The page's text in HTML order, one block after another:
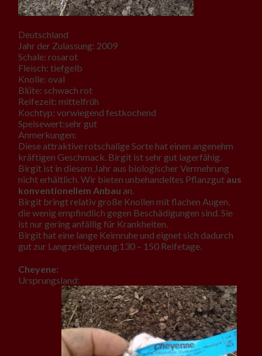
Deutschland
Jahr der Zulassung: 2009
Schale: rosarot
Fleisch: tiefgelb
Knolle: oval
Blüte: schwach rot
Reifezeit: mittelfrüh
Kochtyp: vorwiegend festkochend
Speisewert:sehr gut
Anmerkungen:
Diese attraktive rotschalige Sorte hat einen angenehm
kräftigen Geschmack. Birgit ist sehr gut lagerfähig.
Birgit ist in diesem Jahr aus biologischer Vermehrung
nicht erhältlich. Wir bieten unbehandeltes Pflanzgut aus
konventionellem Anbau an.
Birgit bringt relativ große Knollen mit flachen Augen,
die wenig empfindlich gegen Beschädigungen sind. Sie
ist nur gering anfällig für Krankheiten.
Birgit hat eine lange Keimruhe und eignet sich dadurch
gut zur Langzeitlagerung.130 – 150 Reifetage.
Cheyene:
Ursprungsland: